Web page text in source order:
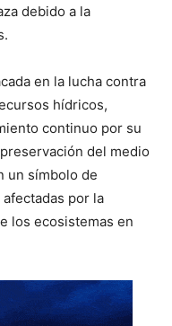
debido a la
en la lucha contra
hídricos,
continuo por su
del medio
un símbolo de
por la
los ecosistemas en